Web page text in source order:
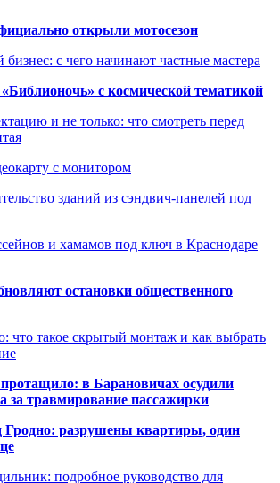
открыли мотосезон
с чего начинают частные мастера
с космической тематикой
и не только: что смотреть перед
с монитором
зданий из сэндвич-панелей под
и хамамов под ключ в Краснодаре
остановки общественного
что такое скрытый монтаж и как выбрать
в Барановичах осудили
за травмирование пассажирки
Гродно: разрушены квартиры, один
подробное руководство для